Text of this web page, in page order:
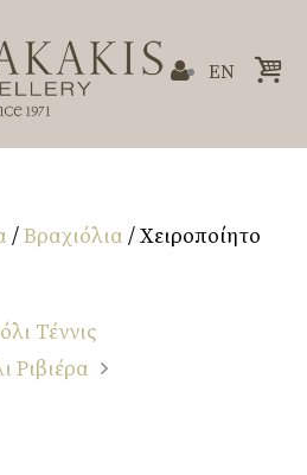
EN
/Βραχιόλια / Χειροποίητο
Τέννις
Ριβιέρα